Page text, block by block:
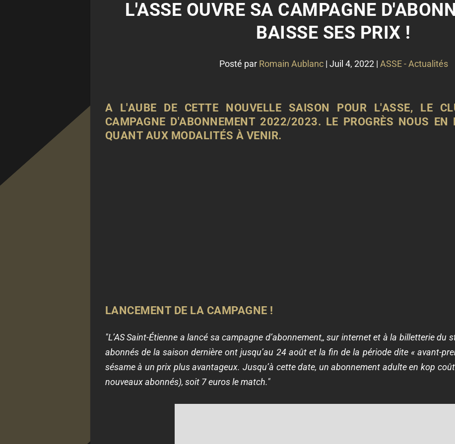
L'ASSE OUVRE SA CAMPAGNE
BAISSE SES PRIX !
Posté par Romain Aublanc| Juil 4, 2022| ASSE - Actualités
A L'AUBE DE CETTE NOUVELLE SAISON POUR L'ASSE, LE
CAMPAGNE D'ABONNEMENT 2022/2023. LE PROGRÈS NOUS
QUANT AUX MODALITÉS À VENIR.
LANCEMENT DE LA CAMPAGNE !
"L’AS Saint-Étienne a lancé sa campagne d’abonnement,, sur internet et à la billetterie du
abonnés de la saison dernière ont jusqu’au 24 août et la fin de la période dite « avant-
sésame à un prix plus avantageux. Jusqu’à cette date, un abonnement adulte en kop
nouveaux abonnés), soit 7 euros le match."